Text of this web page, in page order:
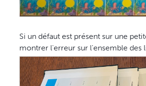
Si un défaut est présent sur une
montrer l'erreur sur l'ensemble des